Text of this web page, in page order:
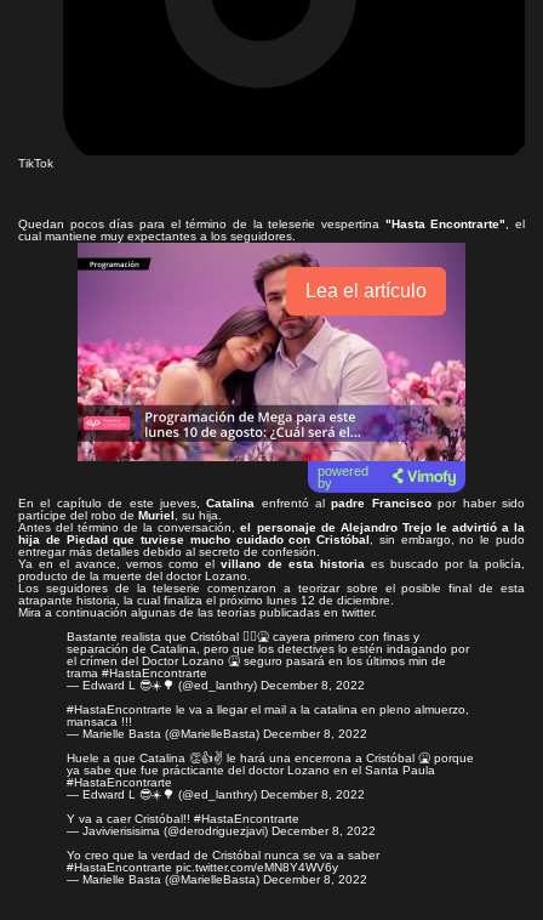
TikTok
Quedan pocos días para el término de la teleserie vespertina "Hasta Encontrarte"
, el
cual mantiene muy expectantes a los seguidores.
Lea el artículo
powered
by
En el capítulo de este jueves,Catalina enfrentó alpadre Franciscopor haber sido
partícipe del robo de Muriel , su hija.
Antes del término de la conversación,el personaje de Alejandro Trejo le advirtió a la
hija de Piedad que tuviese mucho cuidado con Cristóbal
, sin embargo, no le pudo
entregar más detalles debido al secreto de confesión.
Ya en el avance, vemos como elvillano de esta historia es buscado por la policía,
producto de la muerte del doctor Lozano.
Los seguidores de la teleserie comenzaron a teorizar sobre el posible final de esta
atrapante historia, la cual finaliza el próximo lunes 12 de diciembre
Mira a continuación algunas de las teorías publicadas en twitter.
Bastante realista que Cristóbal 🤦‍♂️🤮 cayera primero con finas y
separación de Catalina, pero que los detectives lo estén indagando por
el crímen del Doctor Lozano 🤮 seguro pasará en los últimos min de
trama #HastaEncontrarte
— Edward L 😎☀️🌳 (@ed_lanthry) December 8, 2022
#HastaEncontrarte le va a llegar el mail a la catalina en pleno almuerzo,
mansaca !!!
— Marielle Basta (@MarielleBasta) December 8, 2022
Huele a que Catalina 👏👍✌️ le hará una encerrona a Cristóbal 🤮 porque
ya sabe que fue prácticante del doctor Lozano en el Santa Paula
#HastaEncontrarte
— Edward L 😎☀️🌳 (@ed_lanthry) December 8, 2022
Y va a caer Cristóbal!! #HastaEncontrarte
— Javivierisisima (@derodriguezjavi) December 8, 2022
Yo creo que la verdad de Cristóbal nunca se va a saber
#HastaEncontrarte pic.twitter.com/eMN8Y4WV6y
— Marielle Basta (@MarielleBasta) December 8, 2022